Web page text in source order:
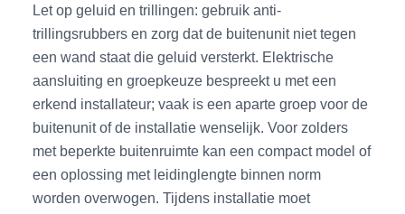
Let op geluid en trillingen: gebruik anti-
trillingsrubbers en zorg dat de buitenunit niet tegen
een wand staat die geluid versterkt. Elektrische
aansluiting en groepkeuze bespreekt u met een
erkend installateur; vaak is een aparte groep voor de
buitenunit of de installatie wenselijk. Voor zolders
met beperkte buitenruimte kan een compact model of
een oplossing met leidinglengte binnen norm
worden overwogen. Tijdens installatie moet